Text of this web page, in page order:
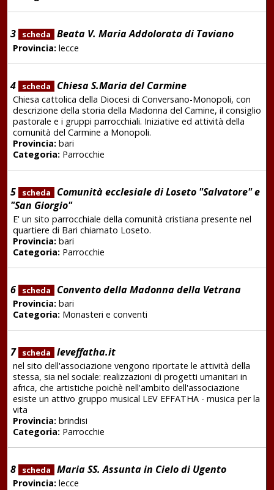
3 scheda Beata V. Maria Addolorata di Taviano
Provincia:lecce
4 scheda Chiesa S.Maria del Carmine
Chiesa cattolica della Diocesi di Conversano-Monopoli, con
descrizione della storia della Madonna del Camine, il consiglio
pastorale e i gruppi parrocchiali. Iniziative ed attività della
comunità del Carmine a Monopoli.
Provincia:bari
Categoria:Parrocchie
5 scheda
Comunità ecclesiale di Loseto "Salvatore" e
"San Giorgio"
E' un sito parrocchiale della comunità cristiana presente nel
quartiere di Bari chiamato Loseto.
Provincia:bari
Categoria:Parrocchie
6 scheda Convento della Madonna della Vetrana
Provincia:bari
Categoria:Monasteri e conventi
7 scheda leveffatha.it
nel sito dell'associazione vengono riportate le attività della
stessa, sia nel sociale: realizzazioni di progetti umanitari in
africa, che artistiche poichè nell'ambito dell'associazione
esiste un attivo gruppo musical LEV EFFATHA - musica per la
vita
Provincia:brindisi
Categoria:Parrocchie
8 scheda Maria SS. Assunta in Cielo di Ugento
Provincia:lecce